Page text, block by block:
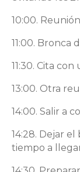
10:00.
11:00. Bronca
11:30. Cita
13:00. Otra
14:00. Salir a
14:28. Dejar
tiempo a